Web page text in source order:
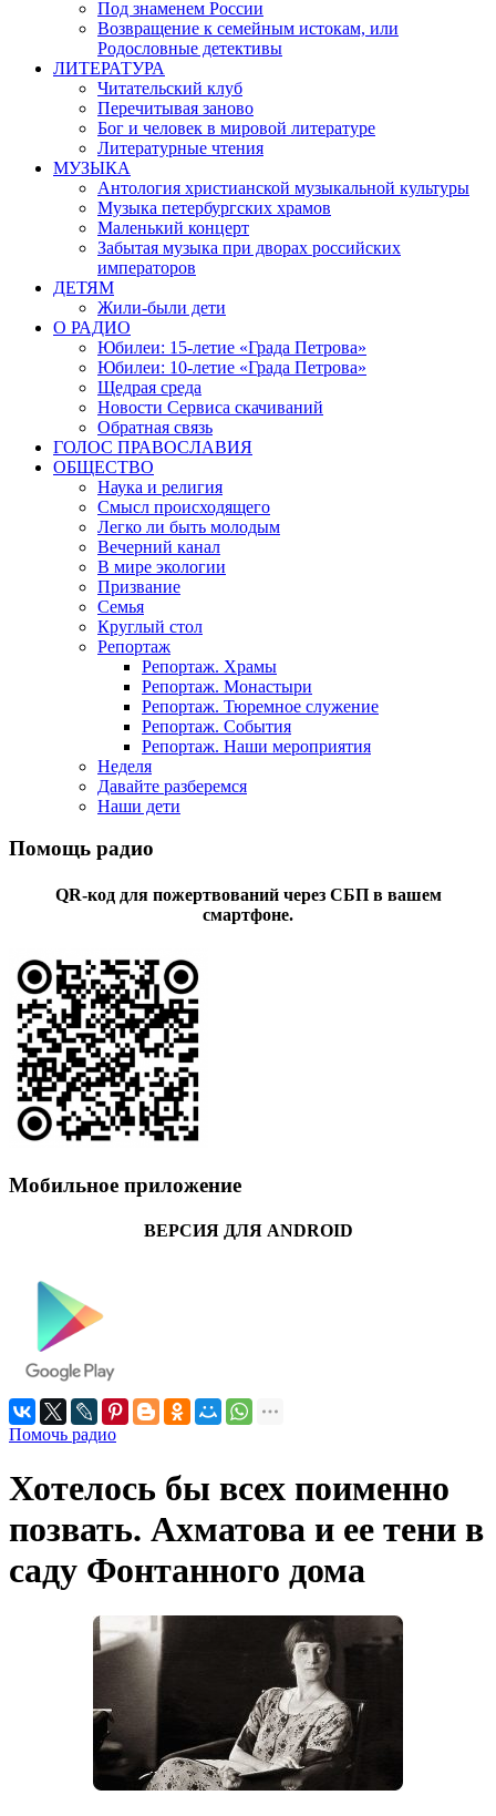
Под знаменем России
Возвращение к семейным истокам, или
Родословные детективы
ЛИТЕРАТУРА
Читательский клуб
Перечитывая заново
Бог и человек в мировой литературе
Литературные чтения
МУЗЫКА
Антология христианской музыкальной культуры
Музыка петербургских храмов
Маленький концерт
Забытая музыка при дворах российских
императоров
ДЕТЯМ
Жили-были дети
О РАДИО
Юбилеи: 15-летие «Града Петрова»
Юбилеи: 10-летие «Града Петрова»
Щедрая среда
Новости Сервиса скачиваний
Обратная связь
ГОЛОС ПРАВОСЛАВИЯ
ОБЩЕСТВО
Наука и религия
Смысл происходящего
Легко ли быть молодым
Вечерний канал
В мире экологии
Призвание
Семья
Круглый стол
Репортаж
Репортаж. Храмы
Репортаж. Монастыри
Репортаж. Тюремное служение
Репортаж. События
Репортаж. Наши мероприятия
Неделя
Давайте разберемся
Наши дети
Помощь радио
QR-код для пожертвований через СБП в вашем
смартфоне.
Мобильное приложение
ВЕРСИЯ ДЛЯ ANDROID
Помочь радио
Хотелось бы всех поименно
позвать. Ахматова и ее тени в
саду Фонтанного дома